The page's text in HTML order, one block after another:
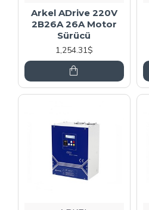
Arkel ADrive 220V
2B26A 26A Motor
Sürücü
1,254.31$